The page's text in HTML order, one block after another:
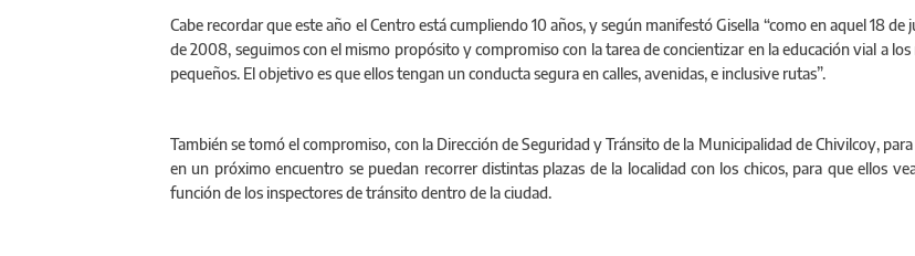
Cabe recordar que este año el Centro está cumpliendo 10 años, y según manifestó Gisella “como en aquel 18 de
de 2008, seguimos con el mismo propósito y compromiso con la tarea de concientizar en la educación vial a los
pequeños. El objetivo es que ellos tengan un conducta segura en calles, avenidas, e inclusive rutas”.
También se tomó el compromiso, con la Dirección de Seguridad y Tránsito de la Municipalidad de Chivilcoy,
en un próximo encuentro se puedan recorrer distintas plazas de la localidad con los chicos, para que ellos
función de los inspectores de tránsito dentro de la ciudad.